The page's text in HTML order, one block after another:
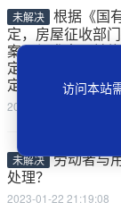
未解决 根据《国
定，房屋征收部
案、征求意见并
定，当事人对征
定的公告行为提
2023-06-17 09:19:58
未解决 劳动者与
处理？
2023-01-22 21:19:08
访问本站